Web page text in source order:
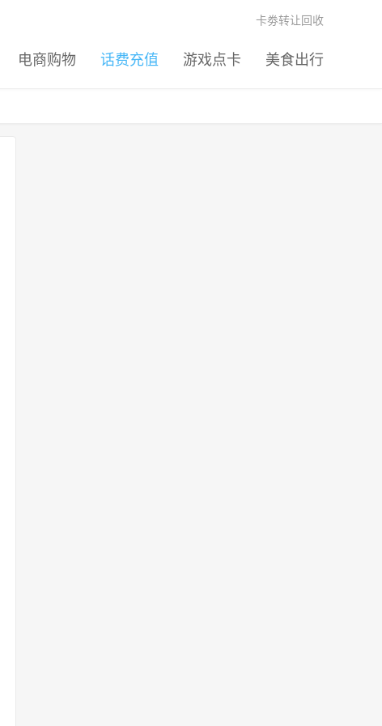
电商购物 话费充值 游戏点卡 美食出行
卡劵转让回收